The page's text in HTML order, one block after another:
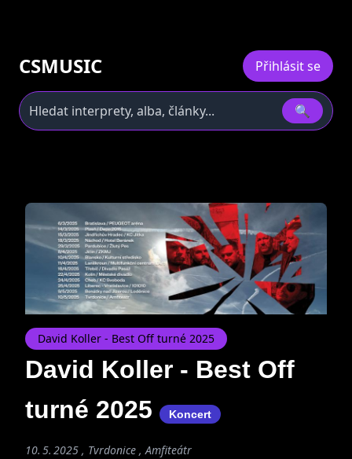
CSMUSIC Přihlásit se
🔍
David Koller - Best Off turné 2025
David Koller - Best Off
turné 2025
Koncert
10. 5. 2025 , Tvrdonice , Amfiteátr